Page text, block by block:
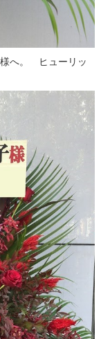
様へ。 ヒューリッ